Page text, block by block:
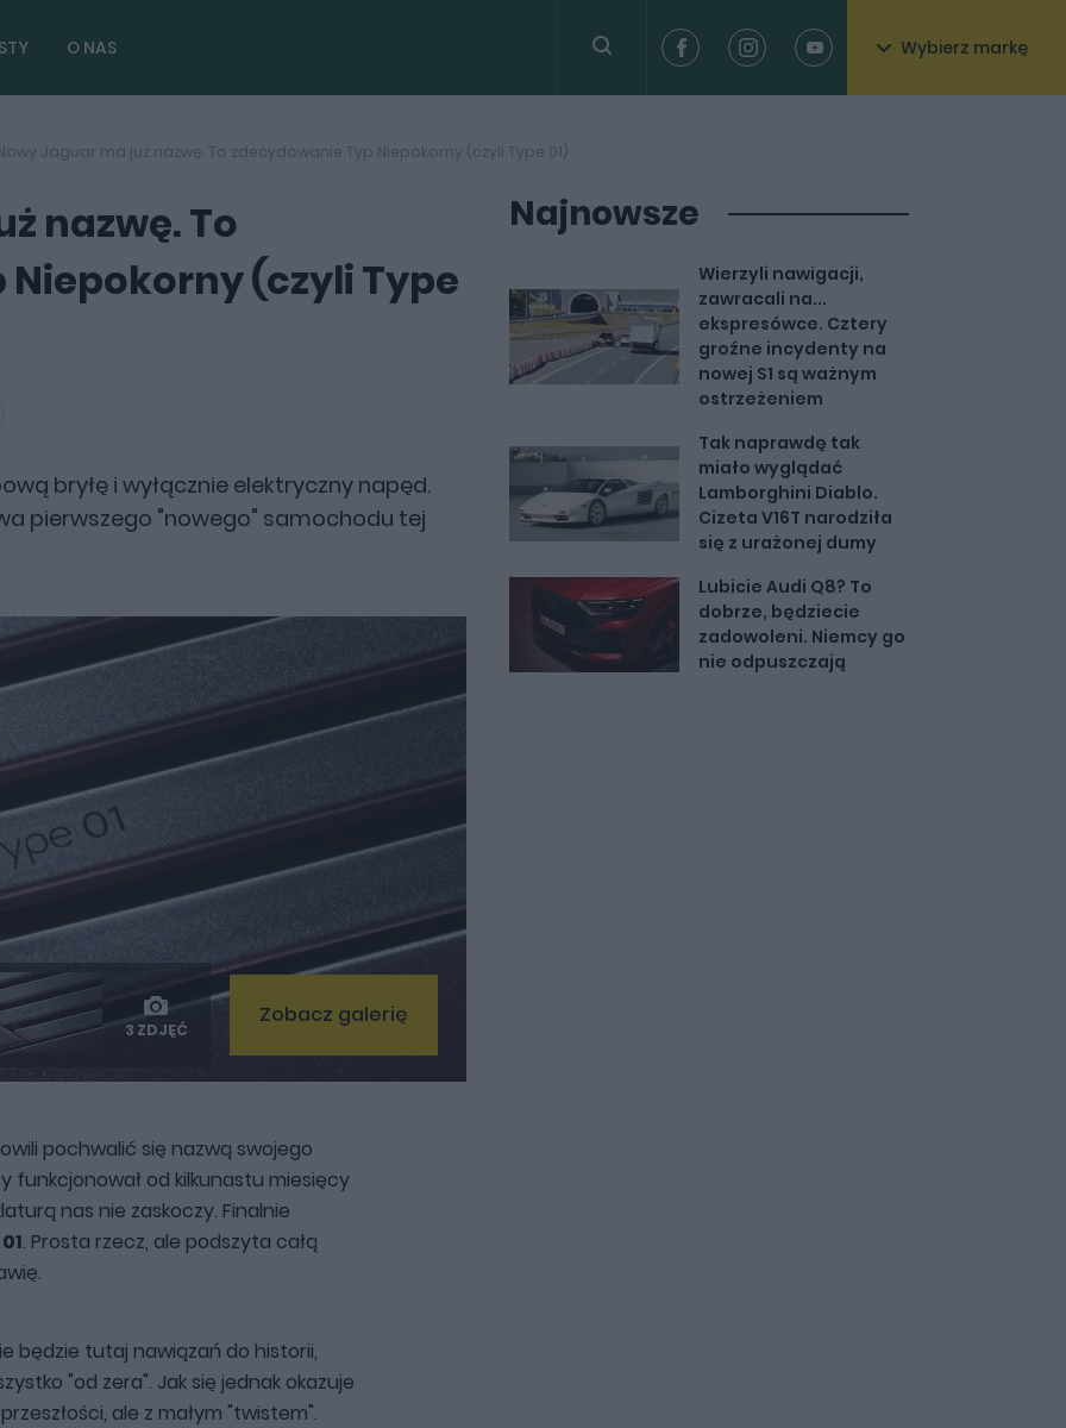
O NAS Wybierz markę
Jaguar ma już nazwę. To zdecydowanie Typ Niepokorny (czyli Type 01)
nazwę. To
(czyli Type
bryłę i wyłącznie elektryczny napęd.
pierwszego "nowego" samochodu tej
3 ZDJĘĆ
Zobacz galerię
pochwalić się nazwą swojego
funkcjonował od kilkunastu miesięcy
nas nie zaskoczy. Finalnie
. Prosta rzecz, ale podszyta całą
będzie tutaj nawiązań do historii,
"od zera". Jak się jednak okazuje
ale z małym "twistem".
Najnowsze
Wierzyli nawigacji,
zawracali na...
ekspresówce. Cztery
groźne incydenty na
nowej S1 są ważnym
ostrzeżeniem
Tak naprawdę tak
miało wyglądać
Lamborghini Diablo.
Cizeta V16T narodziła
się z urażonej dumy
Lubicie Audi Q8? To
dobrze, będziecie
zadowoleni. Niemcy go
nie odpuszczają